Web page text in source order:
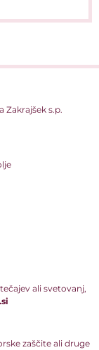
Zakrajšek s.p.
ali svetovanj,
zaščite ali druge